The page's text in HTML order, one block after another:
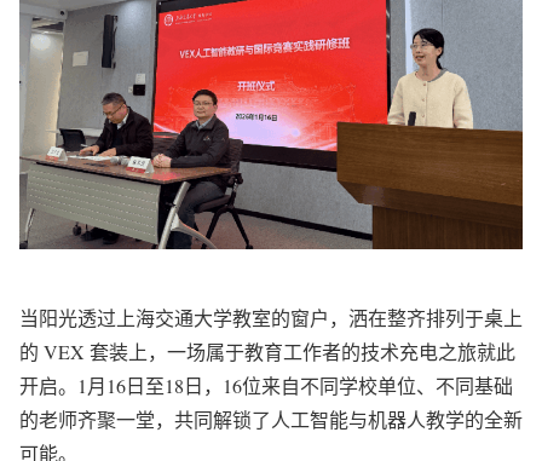
当阳光透过上海交通大学教室的窗户，洒在整齐排列于桌上
的 VEX 套装上，一场属于教育工作者的技术充电之旅就此
开启。1月16日至18日，16位来自不同学校单位、不同基础
的老师齐聚一堂，共同解锁了人工智能与机器人教学的全新
可能。